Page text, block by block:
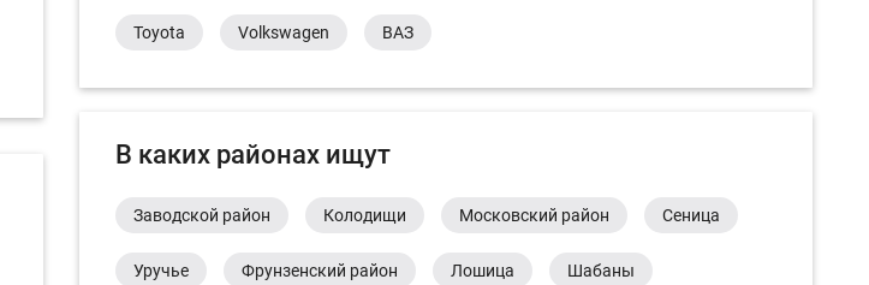
Toyota Volkswagen ВАЗ
В каких районах ищут
Заводской район Колодищи Московский район Сеница
Уручье Фрунзенский район Лошица Шабаны